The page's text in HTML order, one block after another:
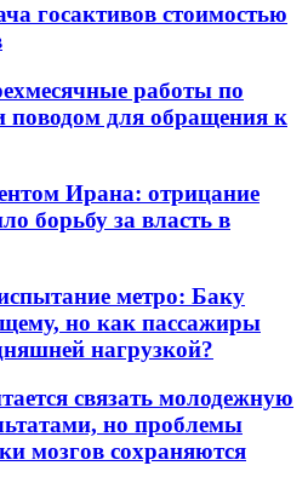
госактивов стоимостью
работы по
поводом для обращения к
Ирана: отрицание
борьбу за власть в
метро: Баку
но как пассажиры
нагрузкой?
связать молодежную
но проблемы
мозгов сохраняются